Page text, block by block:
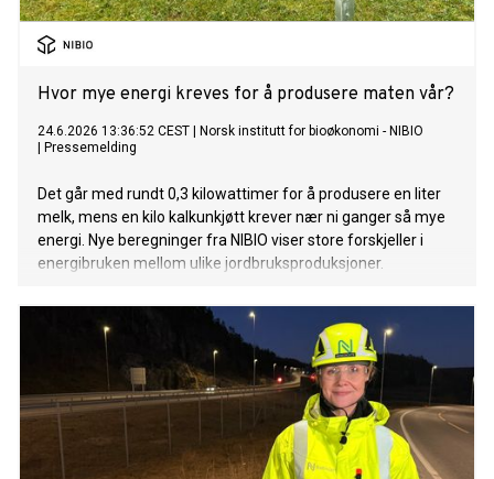
Hvor mye energi kreves for å produsere maten vår?
24.6.2026 13:36:52 CEST
Norsk institutt for bioøkonomi - NIBIO
Pressemelding
Det går med rundt 0,3 kilowattimer for å produsere en liter
melk, mens en kilo kalkunkjøtt krever nær ni ganger så mye
energi. Nye beregninger fra NIBIO viser store forskjeller i
energibruken mellom ulike jordbruksproduksjoner.